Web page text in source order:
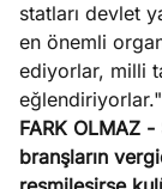
statları devlet
en önemli
ediyorlar, milli
FARK OLMAZ -
branşların